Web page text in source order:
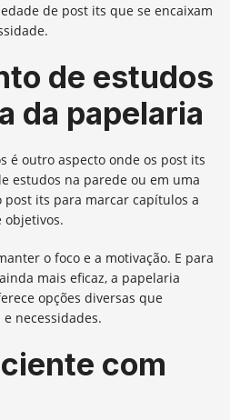
de post its que se encaixam
de estudos
da papelaria
é outro aspecto onde os post its
estudos na parede ou em uma
its para marcar capítulos a
objetivos.
o foco e a motivação. E para
mais eficaz, a papelaria
opções diversas que
necessidades.
com